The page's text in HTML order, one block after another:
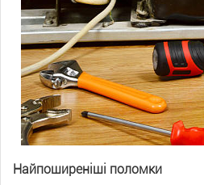
Найпоширеніші поломки